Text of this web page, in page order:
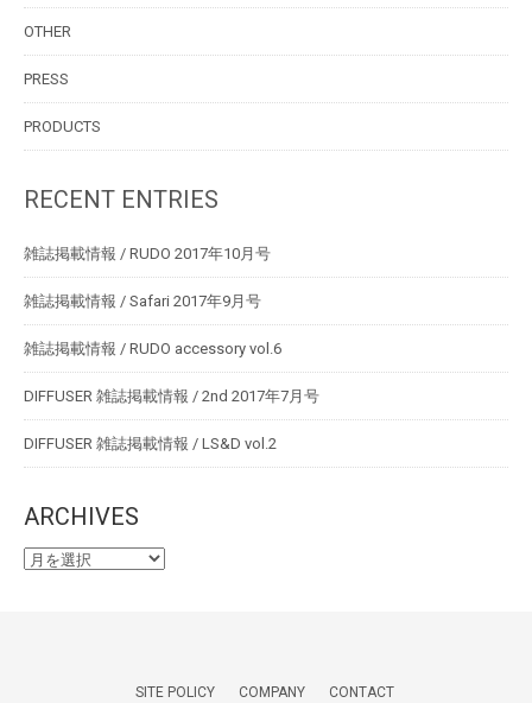
OTHER
PRESS
PRODUCTS
RECENT ENTRIES
雑誌掲載情報 / RUDO 2017年10月号
雑誌掲載情報 / Safari 2017年9月号
雑誌掲載情報 / RUDO accessory vol.6
DIFFUSER 雑誌掲載情報 / 2nd 2017年7月号
DIFFUSER 雑誌掲載情報 / LS&D vol.2
ARCHIVES
SITE POLICY COMPANY CONTACT